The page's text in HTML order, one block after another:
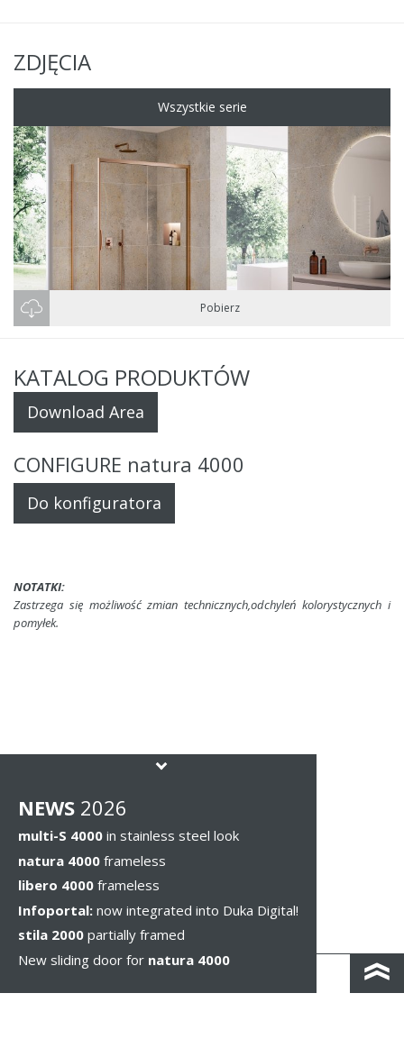
ZDJĘCIA
Wszystkie serie
Pobierz
KATALOG PRODUKTÓW
Download Area
CONFIGURE natura 4000
Do konfiguratora
NOTATKI:
Zastrzega się możliwość zmian technicznych,odchyleń kolorystycznych i
pomyłek.
NEWS 2026
multi-S 4000 in stainless steel look
natura 4000 frameless
libero 4000 frameless
Infoportal: now integrated into Duka Digital!
stila 2000 partially framed
New sliding door for natura 4000